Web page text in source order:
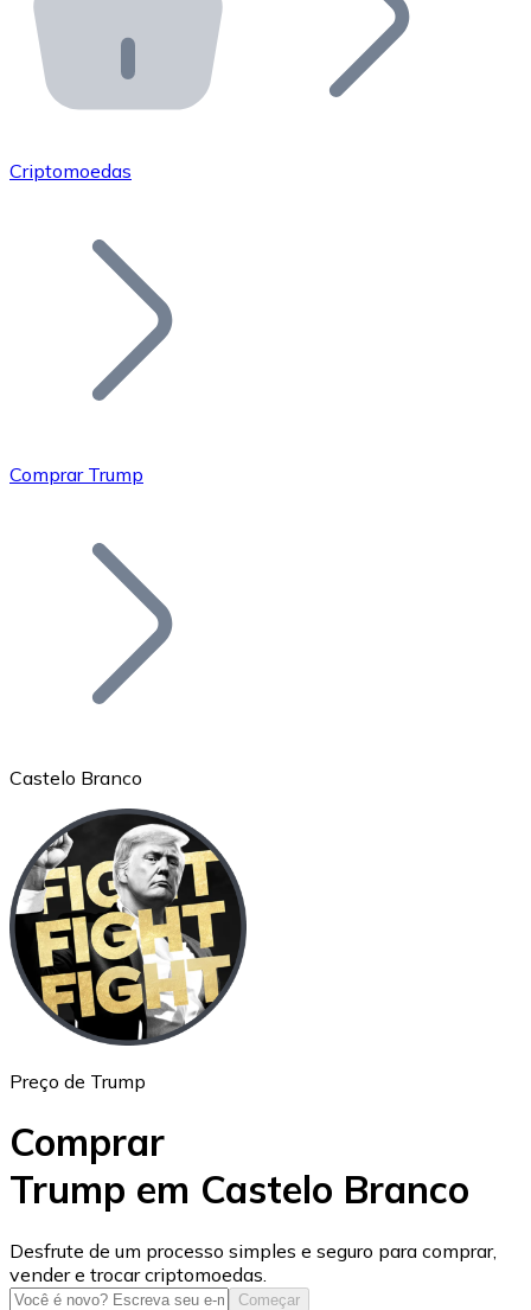
API Bitnovo
Integre nossa API no seu ecossistema.
Junte-se à nossa rede de revendedores e comercialize
Adicione o token do seu projeto ao nosso serviço de
Bitcoin
Ethereum
ETH
USD Coin
USDC
Criptomoedas
Comprar Trump
Castelo Branco
Preço de Trump
Comprar
Trump em Castelo Branco
Desfrute de um processo simples e seguro para comprar,
vender e trocar criptomoedas.
Começar